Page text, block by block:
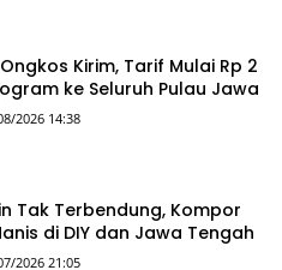
Kirim, Tarif Mulai Rp 2
ke Seluruh Pulau Jawa
2026 14:38
Tak Terbendung, Kompor
di DIY dan Jawa Tengah
2026 21:05